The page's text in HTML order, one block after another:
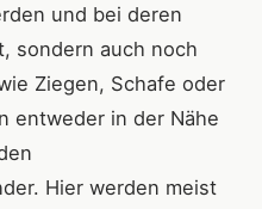
und bei deren
sondern auch noch
Ziegen, Schafe oder
entweder in der Nähe
Hier werden meist